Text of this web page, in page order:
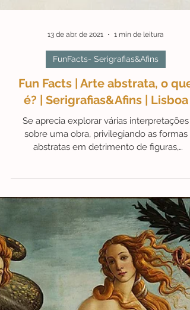
13 de abr. de 2021 1 min de leitura
FunFacts- Serigrafias&Afins
Fun Facts | Arte abstrata, o que
é? | Serigrafias&Afins | Lisboa